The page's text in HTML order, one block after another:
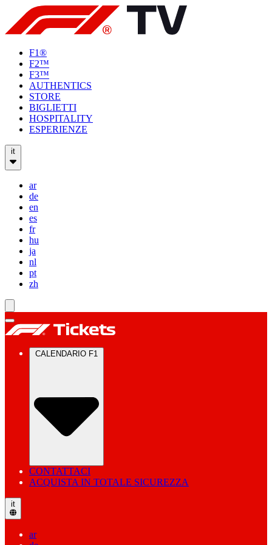
F1®
F2™
F3™
AUTHENTICS
STORE
BIGLIETTI
HOSPITALITY
ESPERIENZE
it
ar
de
en
es
fr
hu
ja
nl
pt
zh
CONTATTACI
ACQUISTA IN TOTALE SICUREZZA
it
ar